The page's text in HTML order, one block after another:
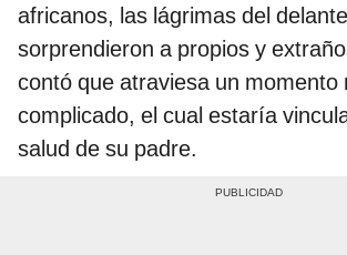
africanos, las lágrimas del
sorprendieron a propios y
contó que atraviesa un momento
complicado, el cual estaría
salud de su padre.